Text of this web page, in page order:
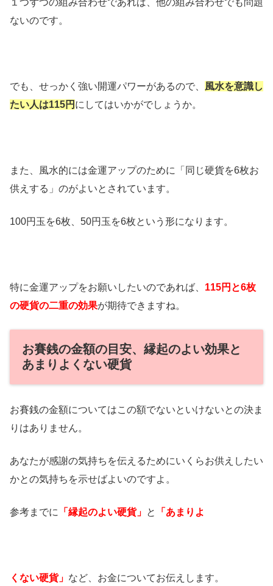
１つずつの組み合わせであれば、他の組み合わせでも問題
ないのです。
でも、せっかく強い開運パワーがあるので、 風水を意識し
たい人は115円 にしてはいかがでしょうか。
また、風水的には金運アップのために「同じ硬貨を6枚お
供えする」のがよいとされています。
100円玉を6枚、50円玉を6枚という形になります。
特に金運アップをお願いしたいのであれば、 115円と6枚
の硬貨の二重の効果が期待できますね。
お賽銭の金額の目安、縁起のよい効果と
あまりよくない硬貨
お賽銭の金額についてはこの額でないといけないとの決ま
りはありません。
あなたが感謝の気持ちを伝えるためにいくらお供えしたい
かとの気持ちを示せばよいのですよ。
参考までに 「縁起のよい硬貨」 と 「あまりよ
くない硬貨」 など、お金についてお伝えします。